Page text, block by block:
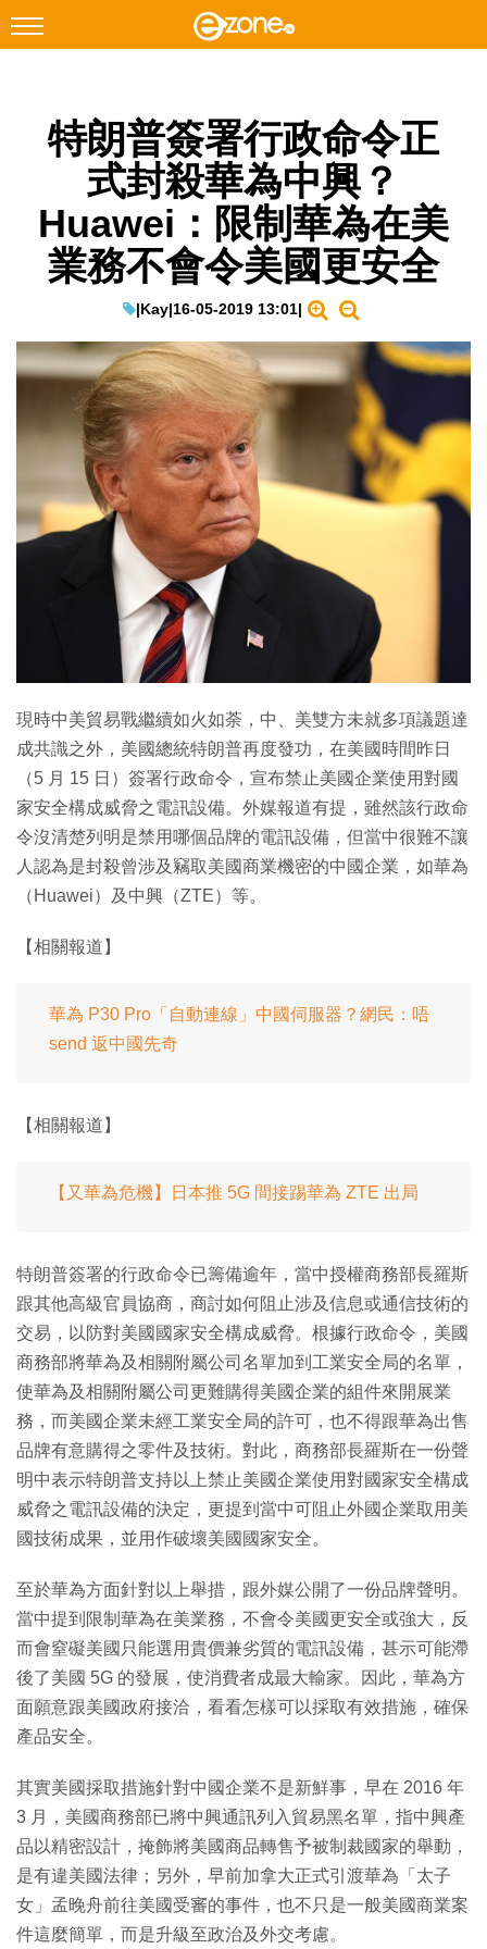
Facebook Instagram
網絡生活
遊戲動漫
EduTech
生成式AI與雲端應用
Enterprise Digital Transformation
特集
特朗普簽署行政命令正
式封殺華為中興？
Huawei：限制華為在美
業務不會令美國更安全
|Kay|16-05-2019 13:01|
現時中美貿易戰繼續如火如荼，中、美雙方未就多項議題達
成共識之外，美國總統特朗普再度發功，在美國時間昨日
（5 月 15 日）簽署行政命令，宣布禁止美國企業使用對國
家安全構成威脅之電訊設備。外媒報道有提，雖然該行政命
令沒清楚列明是禁用哪個品牌的電訊設備，但當中很難不讓
人認為是封殺曾涉及竊取美國商業機密的中國企業，如華為
（Huawei）及中興（ZTE）等。
【相關報道】
華為 P30 Pro「自動連線」中國伺服器？網民：唔
send 返中國先奇
【相關報道】
【又華為危機】日本推 5G 間接踢華為 ZTE 出局
特朗普簽署的行政命令已籌備逾年，當中授權商務部長羅斯
跟其他高級官員協商，商討如何阻止涉及信息或通信技術的
交易，以防對美國國家安全構成威脅。根據行政命令，美國
商務部將華為及相關附屬公司名單加到工業安全局的名單，
使華為及相關附屬公司更難購得美國企業的組件來開展業
務，而美國企業未經工業安全局的許可，也不得跟華為出售
品牌有意購得之零件及技術。對此，商務部長羅斯在一份聲
明中表示特朗普支持以上禁止美國企業使用對國家安全構成
威脅之電訊設備的決定，更提到當中可阻止外國企業取用美
國技術成果，並用作破壞美國國家安全。
至於華為方面針對以上舉措，跟外媒公開了一份品牌聲明。
當中提到限制華為在美業務，不會令美國更安全或強大，反
而會窒礙美國只能選用貴價兼劣質的電訊設備，甚示可能滯
後了美國 5G 的發展，使消費者成最大輸家。因此，華為方
面願意跟美國政府接洽，看看怎樣可以採取有效措施，確保
產品安全。
其實美國採取措施針對中國企業不是新鮮事，早在 2016 年
3 月，美國商務部已將中興通訊列入貿易黑名單，指中興產
品以精密設計，掩飾將美國商品轉售予被制裁國家的舉動，
是有違美國法律；另外，早前加拿大正式引渡華為「太子
女」孟晚舟前往美國受審的事件，也不只是一般美國商業案
件這麼簡單，而是升級至政治及外交考慮。